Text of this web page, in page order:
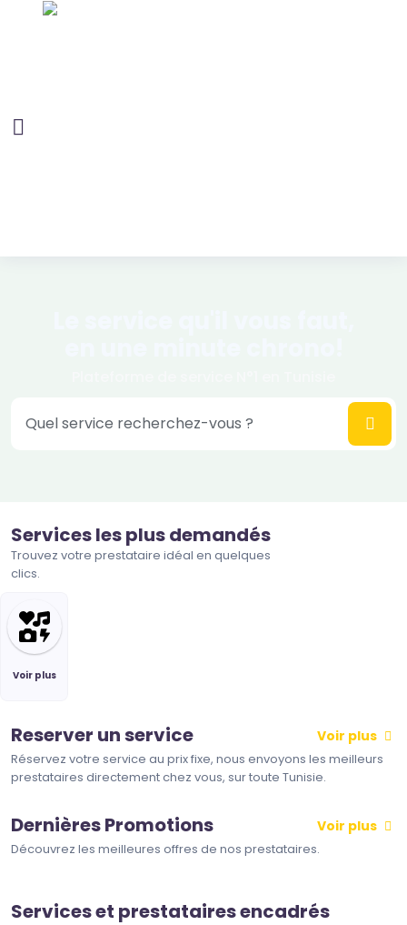
Quel service recherchez-vous ?
Services les plus demandés
Trouvez votre prestataire idéal en quelques
clics.
Voir plus
Reserver un service Voir plus
Réservez votre service au prix fixe, nous envoyons les meilleurs
prestataires directement chez vous, sur toute Tunisie.
Dernières Promotions Voir plus
Découvrez les meilleures offres de nos prestataires.
Services et prestataires encadrés